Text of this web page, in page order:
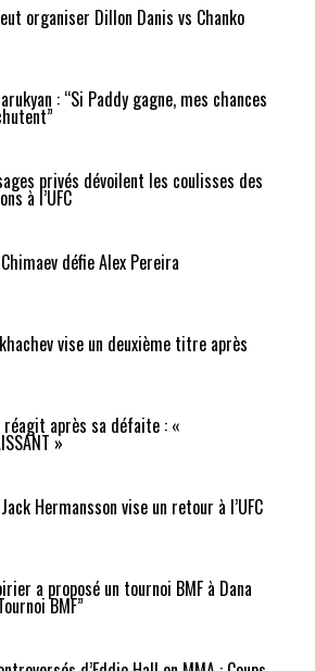
organiser Dillon Danis vs Chanko
: “Si Paddy gagne, mes chances
privés dévoilent les coulisses des
à l’UFC
défie Alex Pereira
vise un deuxième titre après
réagit après sa défaite : «
»
Hermansson vise un retour à l’UFC
a proposé un tournoi BMF à Dana
BMF”